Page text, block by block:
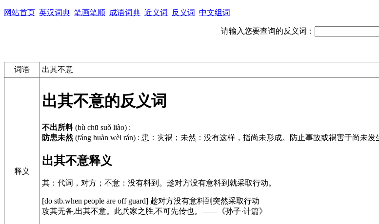
网站首页 英汉词典 笔画笔顺 成语词典 近义词 反义词 中文组词
请输入您要查询的反义词：
词语 出其不意
释义
出其不意的反义词
不出所料 (bù chū suǒ liào) :
防患未然 (fáng huàn wèi rán) : 患：灾祸；未然：没有这样，指尚未形成。防止事故或祸害于尚未发
出其不意释义
其：代词，对方；不意：没有料到。趁对方没有意料到就采取行动。
[do stb.when people are off guard] 趁对方没有意料到突然采取行动
攻其无备,出其不意。此兵家之胜,不可先传也。—— 《孙子·计篇》